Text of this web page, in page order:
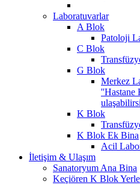
Laboratuvarlar
A Blok
Patoloji
C Blok
G Blok
Merkez
''Hastane
K Blok
K Blok Ek Bina
Acil
İletişim & Ulaşım
Sanatoryum Ana Bina
Keçiören K Blok